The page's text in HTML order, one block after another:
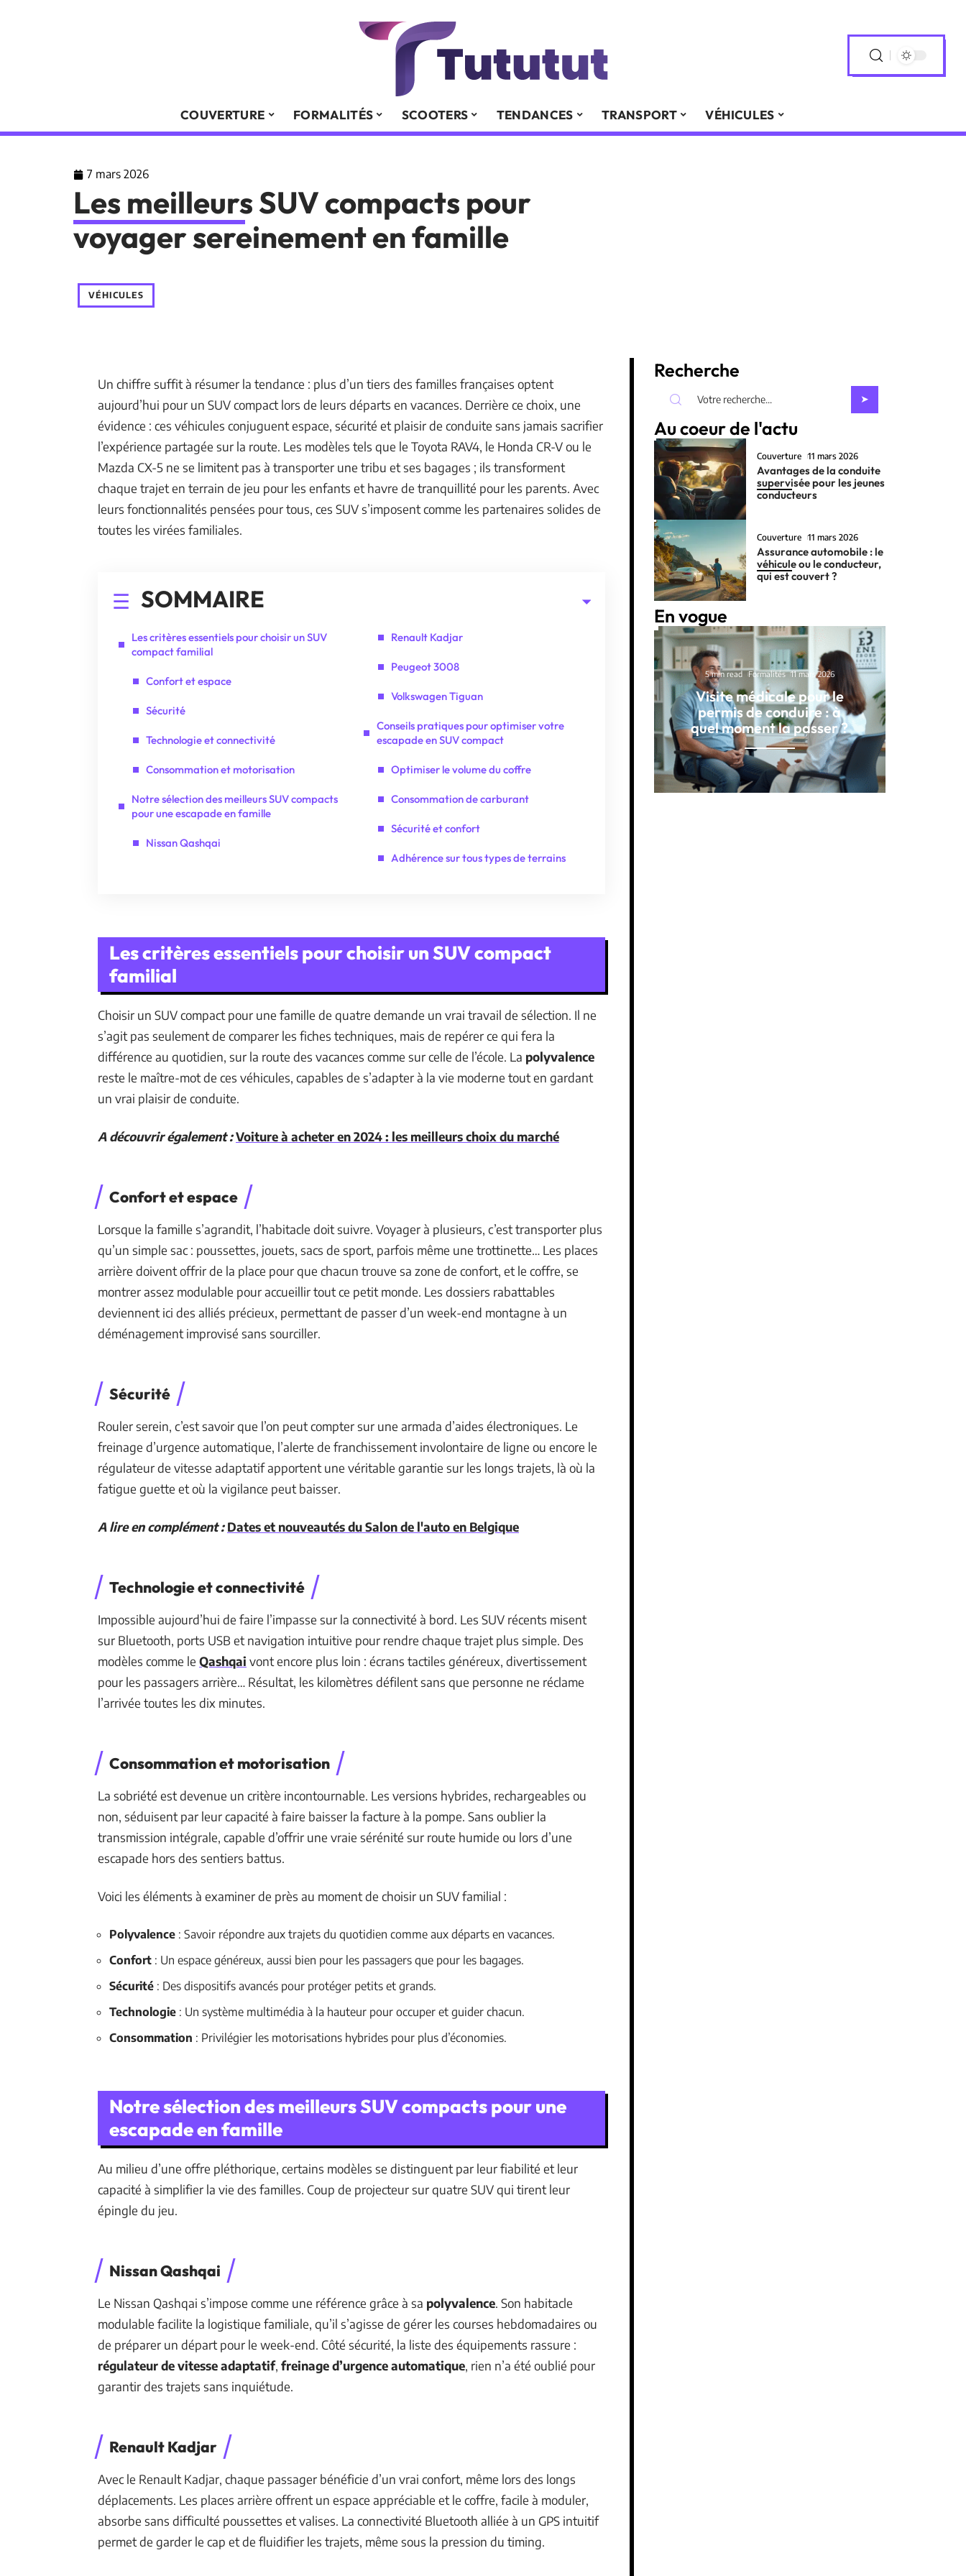
COUVERTURE FORMALITÉS SCOOTERS TENDANCES TRANSPORT VÉHICULES
7 mars 2026
Les meilleurs SUV compacts pour
voyager sereinement en famille
VÉHICULES
Un chiffre suffit à résumer la tendance : plus d’un tiers des familles françaises optent
aujourd’hui pour un SUV compact lors de leurs départs en vacances. Derrière ce choix, une
évidence : ces véhicules conjuguent espace, sécurité et plaisir de conduite sans jamais sacrifier
l’expérience partagée sur la route. Les modèles tels que le Toyota RAV4, le Honda CR-V ou le
Mazda CX-5 ne se limitent pas à transporter une tribu et ses bagages ; ils transforment
chaque trajet en terrain de jeu pour les enfants et havre de tranquillité pour les parents. Avec
leurs fonctionnalités pensées pour tous, ces SUV s’imposent comme les partenaires solides de
toutes les virées familiales.
SOMMAIRE
Les critères essentiels pour choisir un SUV
compact familial
Confort et espace
Sécurité
Technologie et connectivité
Consommation et motorisation
Notre sélection des meilleurs SUV compacts
pour une escapade en famille
Nissan Qashqai
Renault Kadjar
Peugeot 3008
Volkswagen Tiguan
Conseils pratiques pour optimiser votre
escapade en SUV compact
Optimiser le volume du coffre
Consommation de carburant
Sécurité et confort
Adhérence sur tous types de terrains
Les critères essentiels pour choisir un SUV compact
familial
Choisir un SUV compact pour une famille de quatre demande un vrai travail de sélection. Il ne
s’agit pas seulement de comparer les fiches techniques, mais de repérer ce qui fera la
différence au quotidien, sur la route des vacances comme sur celle de l’école. La polyvalence
reste le maître-mot de ces véhicules, capables de s’adapter à la vie moderne tout en gardant
un vrai plaisir de conduite.
A découvrir également :Voiture à acheter en 2024 : les meilleurs choix du marché
Confort et espace
Lorsque la famille s’agrandit, l’habitacle doit suivre. Voyager à plusieurs, c’est transporter plus
qu’un simple sac : poussettes, jouets, sacs de sport, parfois même une trottinette… Les places
arrière doivent offrir de la place pour que chacun trouve sa zone de confort, et le coffre, se
montrer assez modulable pour accueillir tout ce petit monde. Les dossiers rabattables
deviennent ici des alliés précieux, permettant de passer d’un week-end montagne à un
déménagement improvisé sans sourciller.
Sécurité
Rouler serein, c’est savoir que l’on peut compter sur une armada d’aides électroniques. Le
freinage d’urgence automatique, l’alerte de franchissement involontaire de ligne ou encore le
régulateur de vitesse adaptatif apportent une véritable garantie sur les longs trajets, là où la
fatigue guette et où la vigilance peut baisser.
A lire en complément : Dates et nouveautés du Salon de l'auto en Belgique
Technologie et connectivité
Impossible aujourd’hui de faire l’impasse sur la connectivité à bord. Les SUV récents misent
sur Bluetooth, ports USB et navigation intuitive pour rendre chaque trajet plus simple. Des
modèles comme le Qashqai vont encore plus loin : écrans tactiles généreux, divertissement
pour les passagers arrière… Résultat, les kilomètres défilent sans que personne ne réclame
l’arrivée toutes les dix minutes.
Consommation et motorisation
La sobriété est devenue un critère incontournable. Les versions hybrides, rechargeables ou
non, séduisent par leur capacité à faire baisser la facture à la pompe. Sans oublier la
transmission intégrale, capable d’offrir une vraie sérénité sur route humide ou lors d’une
escapade hors des sentiers battus.
Voici les éléments à examiner de près au moment de choisir un SUV familial :
Polyvalence : Savoir répondre aux trajets du quotidien comme aux départs en vacances.
Confort : Un espace généreux, aussi bien pour les passagers que pour les bagages.
Sécurité : Des dispositifs avancés pour protéger petits et grands.
Technologie : Un système multimédia à la hauteur pour occuper et guider chacun.
Consommation : Privilégier les motorisations hybrides pour plus d’économies.
Notre sélection des meilleurs SUV compacts pour une
escapade en famille
Au milieu d’une offre pléthorique, certains modèles se distinguent par leur fiabilité et leur
capacité à simplifier la vie des familles. Coup de projecteur sur quatre SUV qui tirent leur
épingle du jeu.
Nissan Qashqai
Le Nissan Qashqai s’impose comme une référence grâce à sa polyvalence. Son habitacle
modulable facilite la logistique familiale, qu’il s’agisse de gérer les courses hebdomadaires ou
de préparer un départ pour le week-end. Côté sécurité, la liste des équipements rassure :
régulateur de vitesse adaptatif, freinage d’urgence automatique, rien n’a été oublié pour
garantir des trajets sans inquiétude.
Renault Kadjar
Avec le Renault Kadjar, chaque passager bénéficie d’un vrai confort, même lors des longs
déplacements. Les places arrière offrent un espace appréciable et le coffre, facile à moduler,
absorbe sans difficulté poussettes et valises. La connectivité Bluetooth alliée à un GPS intuitif
permet de garder le cap et de fluidifier les trajets, même sous la pression du timing.
Recherche
Au coeur de l'actu
Couverture 11 mars 2026
Avantages de la conduite
supervisée pour les jeunes
conducteurs
Couverture 11 mars 2026
Assurance automobile : le
véhicule ou le conducteur,
qui est couvert ?
En vogue
5 min read Formalités 11 mars 2026
Visite médicale pour le
permis de conduire : à
quel moment la passer ?